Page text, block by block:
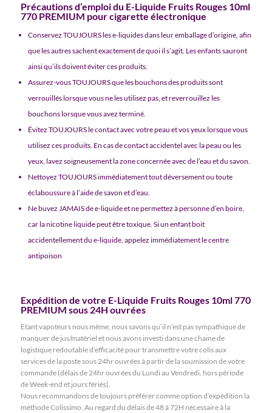
Précautions d’emploi du E-Liquide Fruits Rouges 10ml
770 PREMIUM pour cigarette électronique
Conservez TOUJOURS les e-liquides dans leur emballage d’origine, afin
que les autres sachent exactement de quoi il s’agit. Les enfants sauront
ainsi qu’ils doivent éviter ces produits.
Assurez-vous TOUJOURS que les bouchons des produits sont
verrouillés lorsque vous ne les utilisez pas, et reverrouillez les
bouchons lorsque vous avez terminé.
Évitez TOUJOURS le contact avec votre peau et vos yeux lorsque vous
utilisez ces produits. En cas de contact accidentel avec la peau ou les
yeux, lavez soigneusement la zone concernée avec de l’eau et du savon.
Nettoyez TOUJOURS immédiatement tout déversement ou toute
éclaboussure à l’aide de savon et d’eau.
Ne buvez JAMAIS de e-liquide et ne permettez à personne d’en boire,
car la nicotine liquide peut être toxique. Si un enfant boit
accidentellement du e-liquide, appelez immédiatement le centre
antipoison
Expédition de votre E-Liquide Fruits Rouges 10ml 770
PREMIUM sous 24H ouvrées
Etant vapoteurs nous même, nous savons qu’il n’est pas sympathique de
manquer de jus/matériel et nous avons investi dans une chaine de
logistique redoutable d’efficacité pour transmettre votre colis aux
services de la poste sous 24hr ouvrées à partir de la soumission de votre
commande (délais de 24hr ouvrées du Lundi au Vendredi, hors période
de Week-end et jours fériés).
Nous recommandons de toujours préférer comme option d’expédition la
méthode Colissimo. Au regard du délais de 48 à 72H nécessaire à la